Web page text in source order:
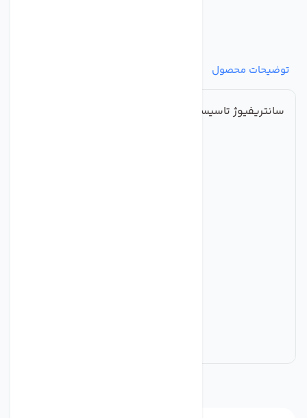
توضیحات محصول
سانتریفیوژ تاسیساتی